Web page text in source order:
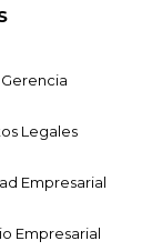
Legales
Empresarial
Empresarial